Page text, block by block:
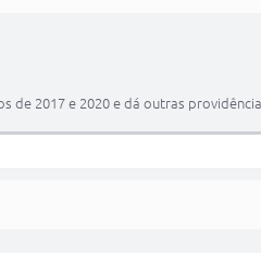
de 2017 e 2020 e dá outras